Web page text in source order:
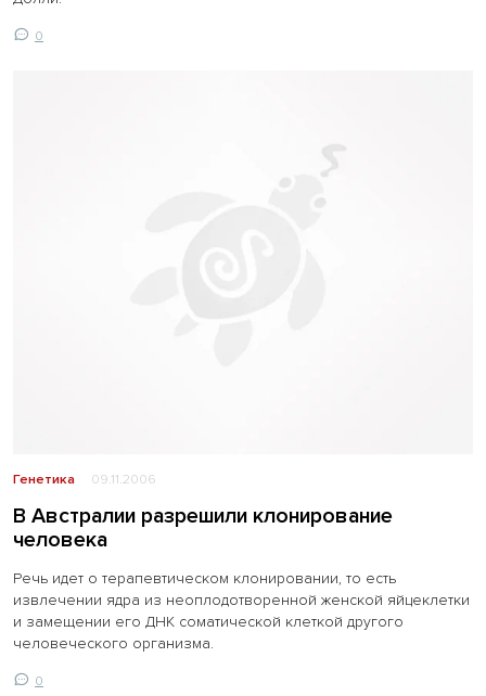
0
Генетика 09.11.2006
В Австралии разрешили клонирование
человека
Речь идет о терапевтическом клонировании, то есть
извлечении ядра из неоплодотворенной женской яйцеклетки
и замещении его ДНК соматической клеткой другого
человеческого организма.
0